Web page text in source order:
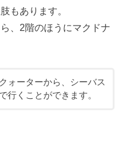
もあります。
、2階のほうにマクドナ
ォーターから、シーバス
行くことができます。